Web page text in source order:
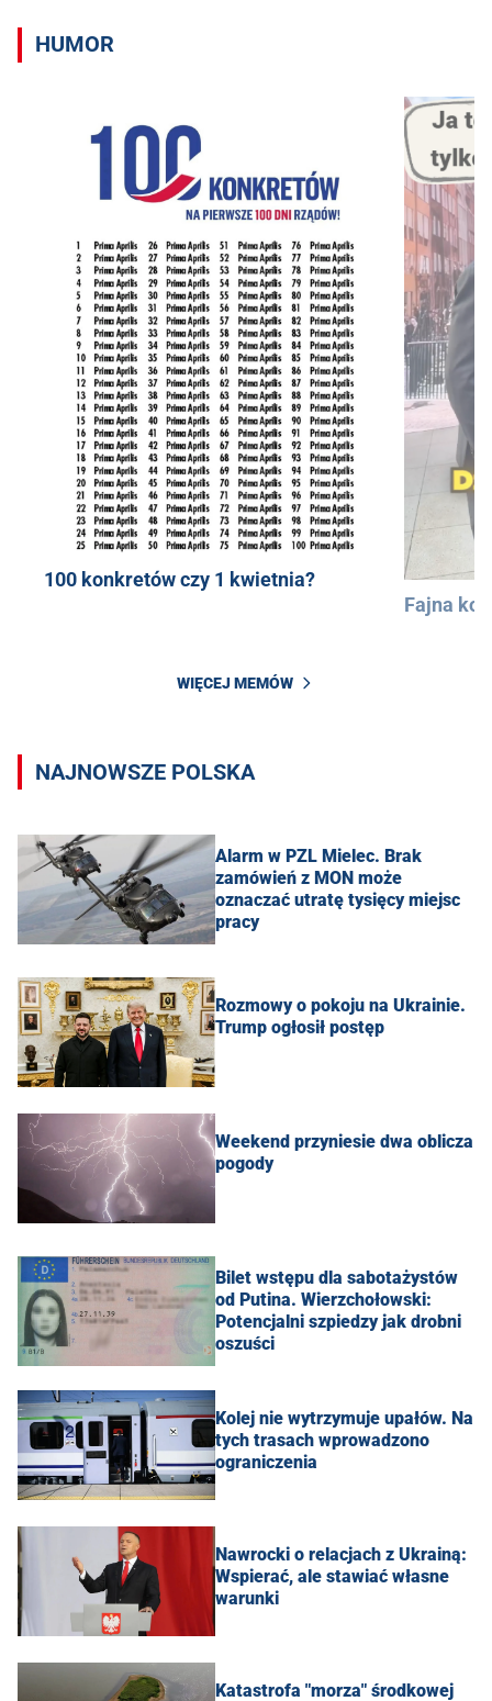
HUMOR
100 konkretów czy 1 kwietnia?
Fajna
WIĘCEJ MEMÓW
NAJNOWSZE POLSKA
Alarm w PZL Mielec. Brak
zamówień z MON może
oznaczać utratę tysięcy miejsc
pracy
Rozmowy o pokoju na Ukrainie.
Trump ogłosił postęp
Weekend przyniesie dwa oblicza
pogody
Bilet wstępu dla sabotażystów
od Putina. Wierzchołowski:
Potencjalni szpiedzy jak drobni
oszuści
Kolej nie wytrzymuje upałów. Na
tych trasach wprowadzono
ograniczenia
Nawrocki o relacjach z Ukrainą:
Wspierać, ale stawiać własne
warunki
Katastrofa "morza" środkowej